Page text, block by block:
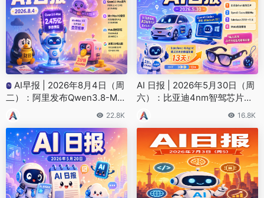
N
AI早报 | 2026年8月4日（周
二）：阿里发布Qwen3.8-Max
旗舰模型、MiniMax H3开源登
顶AI视频榜
22.8K
AI 日报 | 2026年5月30日（周
六）：比亚迪4nm智驾芯片、
OpenAI Codex登陆Win11
16.8K